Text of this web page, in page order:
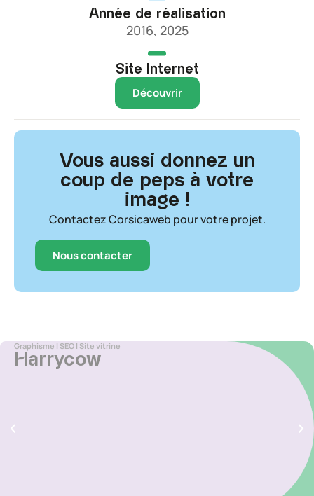
Année de réalisation
2016, 2025
Site Internet
Découvrir
Vous aussi donnez un
coup de peps à votre
image !
Contactez Corsicaweb pour votre projet.
Nous contacter
Graphisme l SEO l Site vitrine
Harrycow